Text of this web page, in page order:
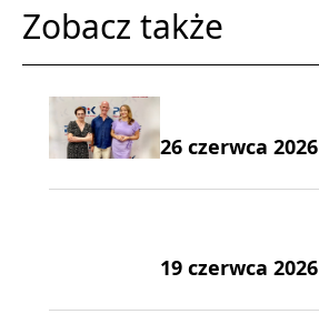
Zobacz także
26 czerwca 2026
19 czerwca 2026